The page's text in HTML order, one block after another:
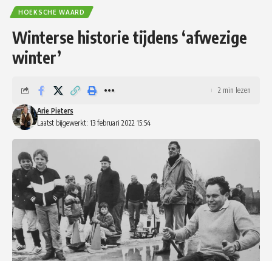
HOEKSCHE WAARD
Winterse historie tijdens ‘afwezige
winter’
Laatst bijgewerkt: 13 februari 2022 15:54
Arie Pieters
2 min lezen